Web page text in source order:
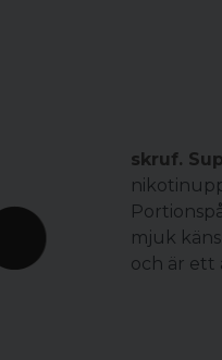
skruf.
mjuk
och är ett